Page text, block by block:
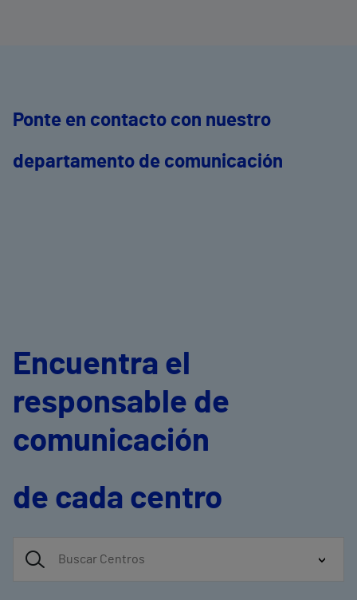
Ponte en contacto con nuestro
departamento de comunicación
Encuentra el
responsable de
comunicación
de cada centro